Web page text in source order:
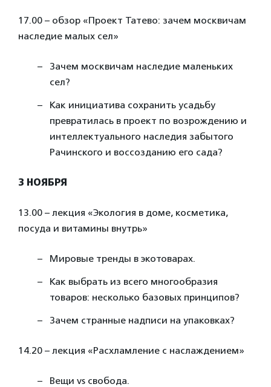
17.00 – обзор «Проект Татево: зачем москвичам
наследие малых сел»
Зачем москвичам наследие маленьких
сел?
Как инициатива сохранить усадьбу
превратилась в проект по возрождению и
интеллектуального наследия забытого
Рачинского и воссозданию его сада?
3 НОЯБРЯ
13.00 – лекция «Экология в доме, косметика,
посуда и витамины внутрь»
Мировые тренды в экотоварах.
Как выбрать из всего многообразия
товаров: несколько базовых принципов?
Зачем странные надписи на упаковках?
14.20 – лекция «Расхламление с наслаждением»
Вещи vs свобода.